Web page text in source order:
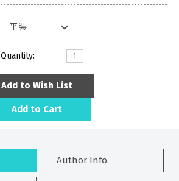
Quantity:
Add to Wish List
Add to Cart
Author Info.